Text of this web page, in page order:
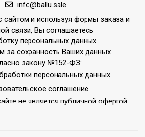
В комплекте
Доп.опция
info@ballu.sale
сайтом и используя формы заказа и
связи, Вы соглашаетесь
персональных данных.
за сохранность Ваших данных
закону №152-ФЗ:
персональных данных
соглашение
не является публичной офертой.